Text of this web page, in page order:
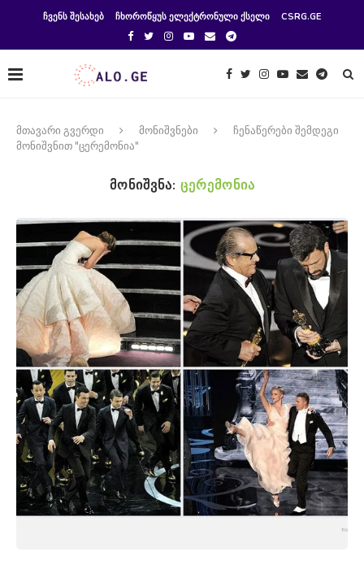
ᲩᲕᲔᲜᲡ ᲨᲔᲡᲐᲮᲔᲑ ᲩᲮᲝᲠᲝᲬᲧᲣᲡ ᲔᲚᲔᲥᲢᲠᲝᲜᲣᲚᲘ ᲥᲡᲔᲚᲘ CSRG.GE
მთავარი გვერდი მონიშვნები
ჩენაწერები შემდეგი
მონიშვნით "ცერემონია"
ᲛᲝᲜᲘᲨᲕᲜᲐ: ᲪᲔᲠᲔᲛᲝᲜᲘᲐ